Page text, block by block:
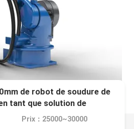
de robot de soudure de
tant que solution de
chalumeau et la soudeuse
Prix：25000~30000